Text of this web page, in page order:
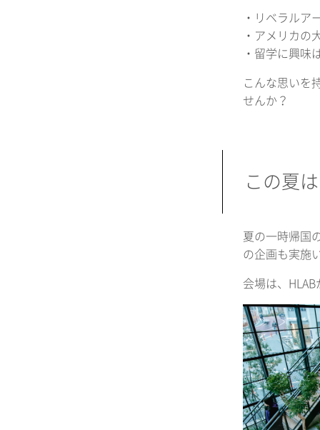
・リベラルア
・アメリカの
・留学に興味
こんな思いを
せんか？
この夏
夏の一時帰国
の企画も実施
会場は、